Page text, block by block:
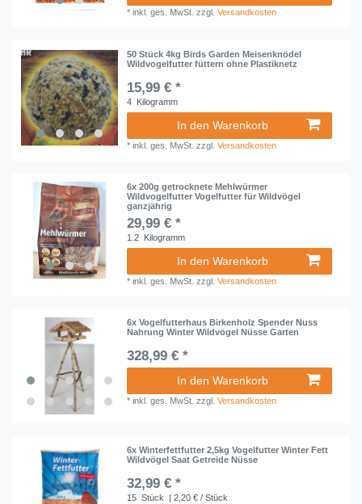
*inkl. ges. MwSt. zzgl.Versandkosten
50 Stück 4kg Birds Garden Meisenknödel
Wildvogelfutter füttern ohne Plastiknetz
15,99 € *
4 Kilogramm
In den Warenkorb
*inkl. ges. MwSt. zzgl.Versandkosten
6x 200g getrocknete Mehlwürmer
Wildvogelfutter Vogelfutter für Wildvögel
ganzjährig
29,99 € *
1.2 Kilogramm
In den Warenkorb
*inkl. ges. MwSt. zzgl.Versandkosten
6x Vogelfutterhaus Birkenholz Spender Nuss
Nahrung Winter Wildvögel Nüsse Garten
328,99 € *
In den Warenkorb
*inkl. ges. MwSt. zzgl.Versandkosten
6x Winterfettfutter 2,5kg Vogelfutter Winter Fett
Wildvögel Saat Getreide Nüsse
32,99 € *
15 Stück | 2,20 € / Stück